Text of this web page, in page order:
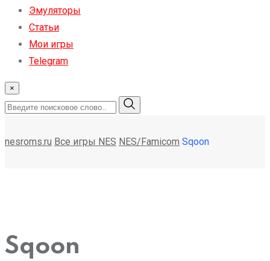
Эмуляторы
Статьи
Мои игры
Telegram
×
nesroms.ru Все игры NES NES/Famicom Sqoon
Sqoon